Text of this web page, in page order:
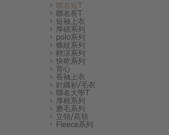
聯名短T
聯名長T
短袖上衣
厚磅系列
polo系列
條紋系列
輕涼系列
快乾系列
背心
長袖上衣
針織衫/毛衣
聯名大學T
厚棉系列
磨毛系列
立領/高領
Fleece系列